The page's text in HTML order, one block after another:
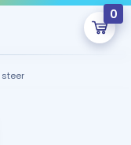
0
steer